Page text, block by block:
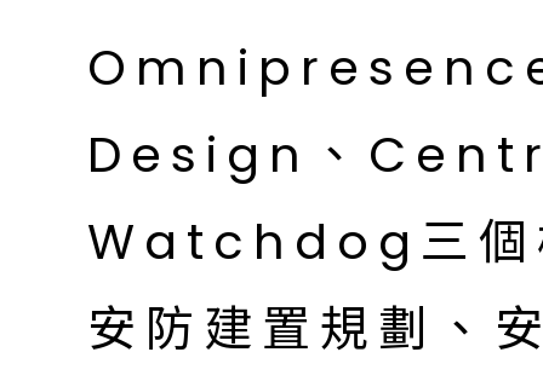
Design、
Watchdog三個
安防建置規劃、